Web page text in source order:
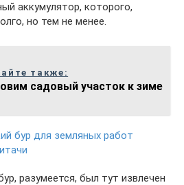
аккумулятор, которого,
но тем не менее.
также:
садовый участок к зиме
разумеется, был тут извлечен